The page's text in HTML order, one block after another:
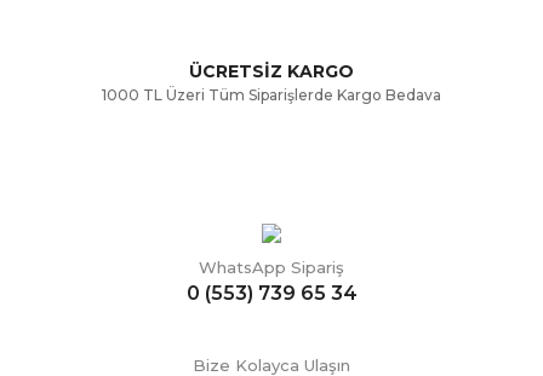
Gönder
ÜCRETSİZ KARGO
1000 TL Üzeri Tüm Siparişlerde Kargo Bedava
WhatsApp Sipariş
0 (553) 739 65 34
Bize Kolayca Ulaşın